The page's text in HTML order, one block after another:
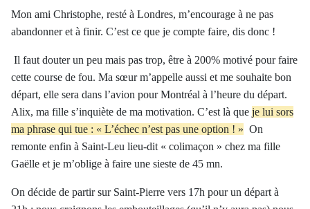
Mon ami Christophe, resté à Londres, m’encourage à ne pas
abandonner et à finir. C’est ce que je compte faire, dis donc !
Il faut douter un peu mais pas trop, être à 200% motivé pour faire
cette course de fou. Ma sœur m’appelle aussi et me souhaite bon
départ, elle sera dans l’avion pour Montréal à l’heure du départ.
Alix, ma fille s’inquiète de ma motivation. C’est là que je lui sors
ma phrase qui tue : « L’échec n’est pas une option ! » On
remonte enfin à Saint-Leu lieu-dit « colimaçon » chez ma fille
Gaëlle et je m’oblige à faire une sieste de 45 mn.
On décide de partir sur Saint-Pierre vers 17h pour un départ à